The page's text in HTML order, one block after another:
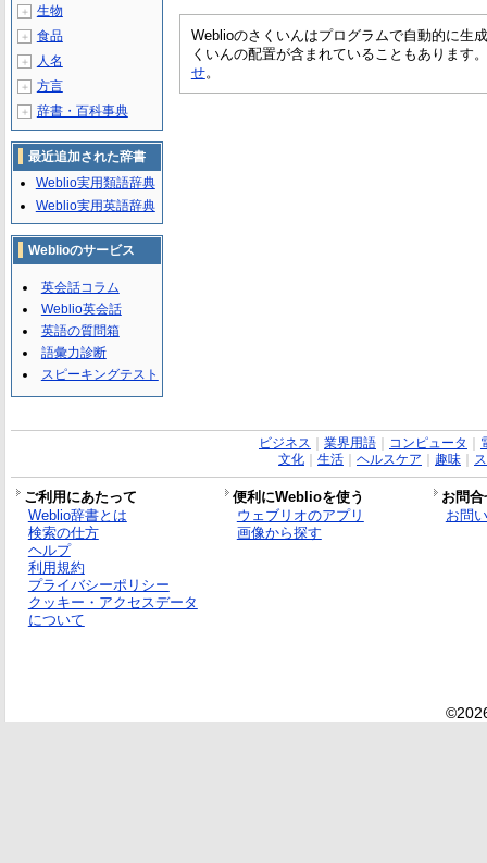
Weblioのさくいんはプログラムで自動的に生
くいんの配置が含まれていることもあります
せ。
＋ 生物
＋ 食品
＋ 人名
＋ 方言
＋ 辞書・百科事典
最近追加された辞書
Weblio実用類語辞典
Weblio実用英語辞典
Weblioのサービス
英会話コラム
Weblio英会話
英語の質問箱
語彙力診断
スピーキングテスト
ビジネス 業界用語｜ コンピュータ
文化｜ 生活｜ ヘルスケア 趣味｜
ご利用にあたって 便利にWeblioを使う
お問
Weblio辞書とは
検索の仕方
ヘルプ
利用規約
プライバシーポリシー
クッキー・アクセスデータ
について
ウェブリオのアプリ
画像から探す
お問